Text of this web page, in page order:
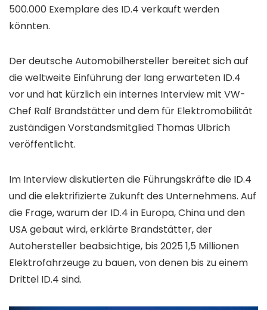
500.000 Exemplare des ID.4 verkauft werden
könnten.
Der deutsche Automobilhersteller bereitet sich auf
die weltweite Einführung der lang erwarteten ID.4
vor und hat kürzlich ein internes Interview mit VW-
Chef Ralf Brandstätter und dem für Elektromobilität
zuständigen Vorstandsmitglied Thomas Ulbrich
veröffentlicht.
Im Interview diskutierten die Führungskräfte die ID.4
und die elektrifizierte Zukunft des Unternehmens. Auf
die Frage, warum der ID.4 in Europa, China und den
USA gebaut wird, erklärte Brandstätter, der
Autohersteller beabsichtige, bis 2025 1,5 Millionen
Elektrofahrzeuge zu bauen, von denen bis zu einem
Drittel ID.4 sind.